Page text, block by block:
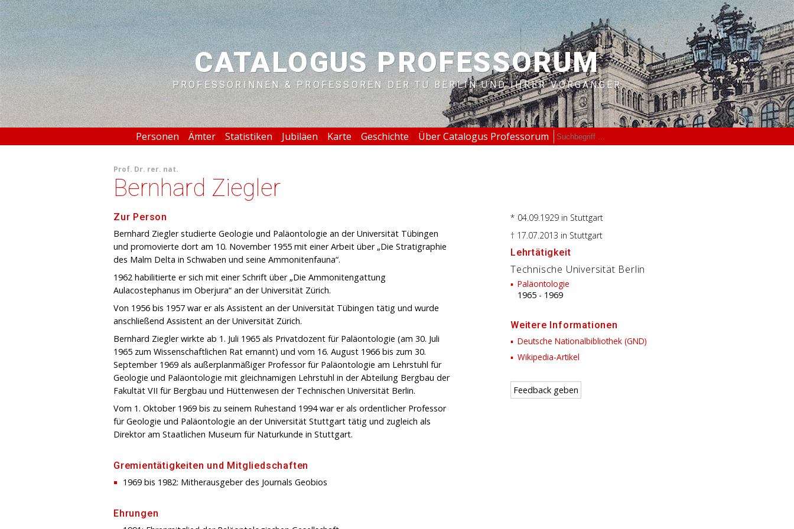
CATALOGUS PROFESSORUM
PROFESSORINNEN & PROFESSOREN DER TU BERLIN UND IHRER VORGÄNGER
Personen Ämter Statistiken Jubiläen Karte Geschichte Über Catalogus Professorum
Prof. Dr. rer. nat.
Bernhard Ziegler
Zur Person
Bernhard Ziegler studierte Geologie und Paläontologie an der Universität Tübingen
und promovierte dort am 10. November 1955 mit einer Arbeit über „Die Stratigraphie
des Malm Delta in Schwaben und seine Ammonitenfauna“.
1962 habilitierte er sich mit einer Schrift über „Die Ammonitengattung
Aulacostephanus im Oberjura“ an der Universität Zürich.
Von 1956 bis 1957 war er als Assistent an der Universität Tübingen tätig und wurde
anschließend Assistent an der Universität Zürich.
Bernhard Ziegler wirkte ab 1. Juli 1965 als Privatdozent für Paläontologie (am 30. Juli
1965 zum Wissenschaftlichen Rat ernannt) und vom 16. August 1966 bis zum 30.
September 1969 als außerplanmäßiger Professor für Paläontologie am Lehrstuhl für
Geologie und Paläontologie mit gleichnamigen Lehrstuhl in der Abteilung Bergbau der
Fakultät VII für Bergbau und Hüttenwesen der Technischen Universität Berlin.
Vom 1. Oktober 1969 bis zu seinem Ruhestand 1994 war er als ordentlicher Professor
für Geologie und Paläontologie an der Universität Stuttgart tätig und zugleich als
Direktor am Staatlichen Museum für Naturkunde in Stuttgart.
Gremientätigkeiten und Mitgliedschaften
1969 bis 1982: Mitherausgeber des Journals Geobios
Ehrungen
* 04.09.1929 in Stuttgart
† 17.07.2013 in Stuttgart
Lehrtätigkeit
Technische Universität Berlin
Paläontologie
1965 - 1969
Weitere Informationen
Deutsche Nationalbibliothek (GND)
Wikipedia-Artikel
Feedback geben